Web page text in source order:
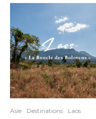
Asie Destinations Laos